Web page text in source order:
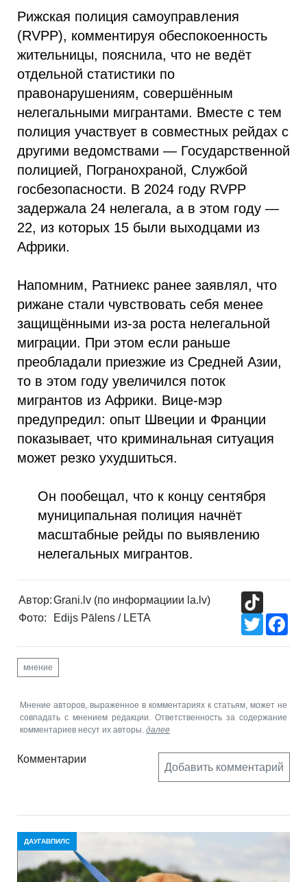
Рижская полиция самоуправления
(RVPP), комментируя обеспокоенность
жительницы, пояснила, что не ведёт
отдельной статистики по
правонарушениям, совершённым
нелегальными мигрантами. Вместе с тем
полиция участвует в совместных рейдах с
другими ведомствами — Государственной
полицией, Погранохраной, Службой
госбезопасности. В 2024 году RVPP
задержала 24 нелегала, а в этом году —
22, из которых 15 были выходцами из
Африки.
Напомним, Ратниекс ранее заявлял, что
рижане стали чувствовать себя менее
защищёнными из-за роста нелегальной
миграции. При этом если раньше
преобладали приезжие из Средней Азии,
то в этом году увеличился поток
мигрантов из Африки. Вице-мэр
предупредил: опыт Швеции и Франции
показывает, что криминальная ситуация
может резко ухудшиться.
Он пообещал, что к концу сентября
муниципальная полиция начнёт
масштабные рейды по выявлению
нелегальных мигрантов.
Автор:Grani.lv (по информациии la.lv)
Фото:
Edijs Pālens / LETA
Twitter
мнение
Мнение авторов, выраженное в комментариях к статьям, может не
совпадать с мнением редакции. Ответственность за содержание
комментариев несут их авторы. далее
Комментарии
Добавить комментарий
ДАУГАВПИЛС